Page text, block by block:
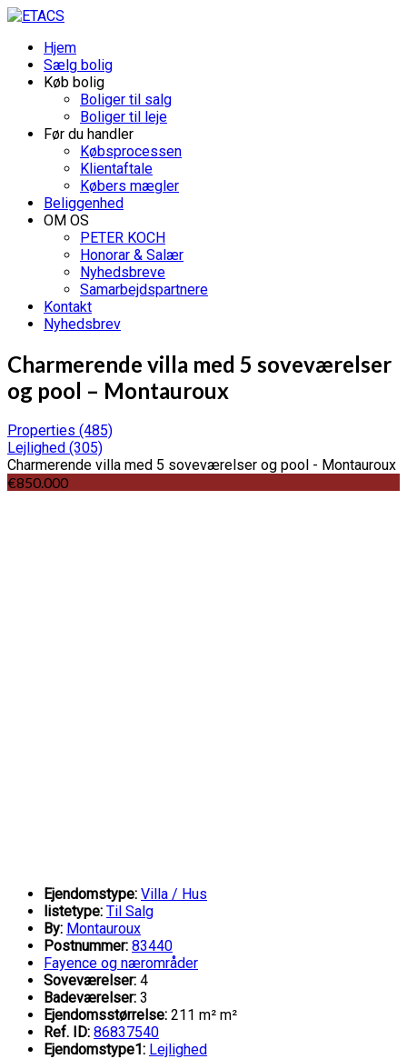
Hjem
Sælg bolig
Køb bolig
Boliger til salg
Boliger til leje
Før du handler
Købsprocessen
Klientaftale
Købers mægler
Beliggenhed
OM OS
PETER KOCH
Honorar & Salær
Nyhedsbreve
Samarbejdspartnere
Kontakt
Nyhedsbrev
Charmerende villa med 5 soveværelser
og pool – Montauroux
Properties (485)
Lejlighed (305)
Charmerende villa med 5 soveværelser og pool - Montauroux
€850.000
Ejendomstype: Villa / Hus
listetype: Til Salg
By: Montauroux
Postnummer: 83440
Fayence og nærområder
Soveværelser: 4
Badeværelser: 3
Ejendomsstørrelse: 211 m² m²
Ref. ID: 86837540
Ejendomstype1: Lejlighed